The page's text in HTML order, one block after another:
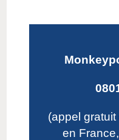
(appel
en